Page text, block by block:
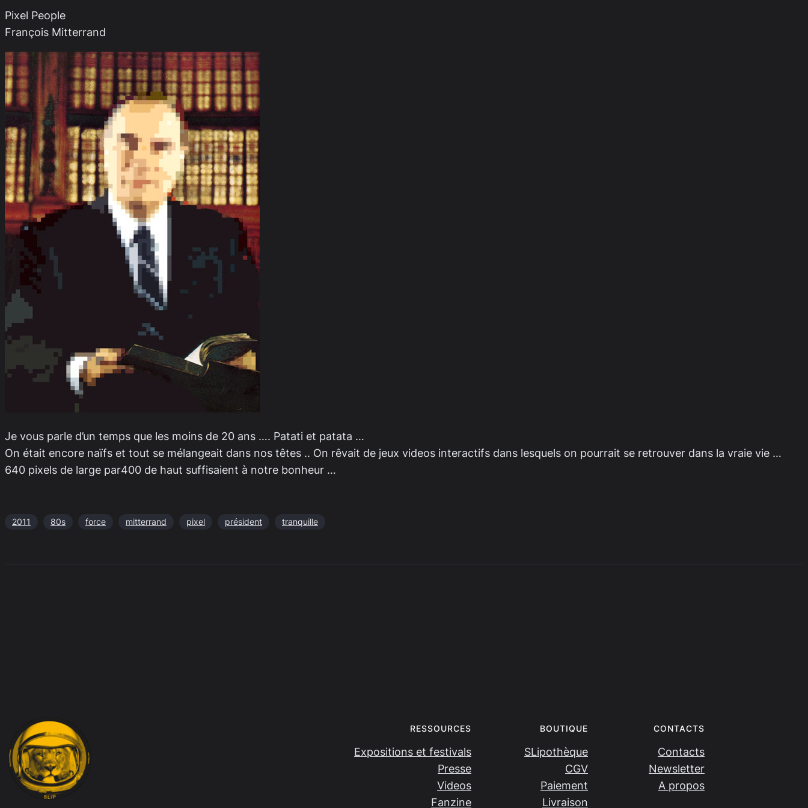
Pixel People
François Mitterrand
Je vous parle d’un temps que les moins de 20 ans …. Patati et patata …
On était encore naïfs et tout se mélangeait dans nos têtes .. On rêvait de jeux videos interactifs dans lesquels on pourrait se retrouver dans la vraie vie …
640 pixels de large par400 de haut suffisaient à notre bonheur …
2011 80s force mitterrand pixel président tranquille
RESSOURCES
Expositions et festivals
Presse
Videos
Fanzine
BOUTIQUE
SLipothèque
CGV
Paiement
Livraison
CONTACTS
Contacts
Newsletter
A propos